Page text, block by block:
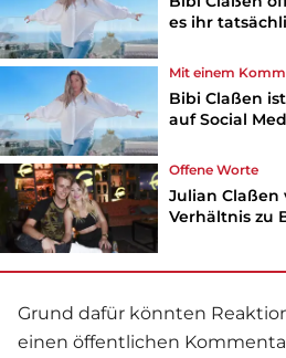
es ihr
Mit einem
Bibi Claßen
auf Social
Offene Worte
Julian Claßen
Verhältnis zu
Grund dafür könnten
einen öffentlichen